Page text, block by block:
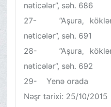
nəticələr”, səh. 686
27- “Aşura, köklər,
nəticələr”, səh. 691
28- “Aşura, köklər,
nəticələr”, səh. 692
29- Yenə orada
Nəşr tarixi: 25/10/2015